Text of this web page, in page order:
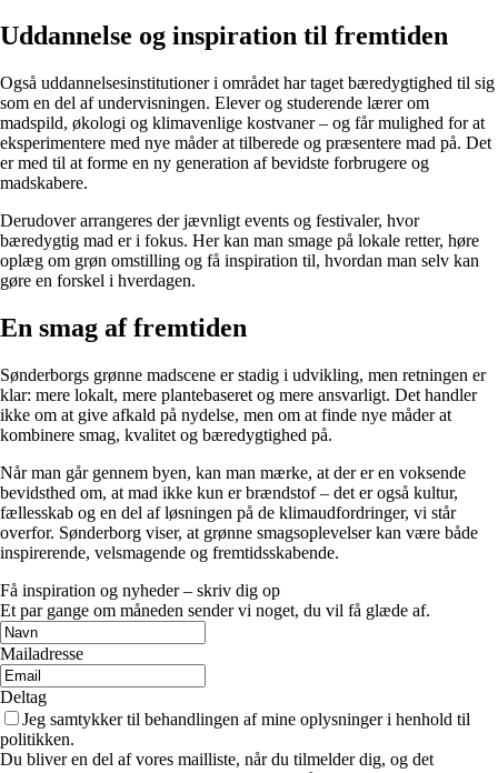
Uddannelse og inspiration til fremtiden
Også uddannelsesinstitutioner i området har taget bæredygtighed til sig
som en del af undervisningen. Elever og studerende lærer om
madspild, økologi og klimavenlige kostvaner – og får mulighed for at
eksperimentere med nye måder at tilberede og præsentere mad på. Det
er med til at forme en ny generation af bevidste forbrugere og
madskabere.
Derudover arrangeres der jævnligt events og festivaler, hvor
bæredygtig mad er i fokus. Her kan man smage på lokale retter, høre
oplæg om grøn omstilling og få inspiration til, hvordan man selv kan
gøre en forskel i hverdagen.
En smag af fremtiden
Sønderborgs grønne madscene er stadig i udvikling, men retningen er
klar: mere lokalt, mere plantebaseret og mere ansvarligt. Det handler
ikke om at give afkald på nydelse, men om at finde nye måder at
kombinere smag, kvalitet og bæredygtighed på.
Når man går gennem byen, kan man mærke, at der er en voksende
bevidsthed om, at mad ikke kun er brændstof – det er også kultur,
fællesskab og en del af løsningen på de klimaudfordringer, vi står
overfor. Sønderborg viser, at grønne smagsoplevelser kan være både
inspirerende, velsmagende og fremtidsskabende.
Få inspiration og nyheder – skriv dig op
Et par gange om måneden sender vi noget, du vil få glæde af.
Mailadresse
Deltag
Jeg samtykker til behandlingen af mine oplysninger i henhold til
politikken.
Du bliver en del af vores mailliste, når du tilmelder dig, og det